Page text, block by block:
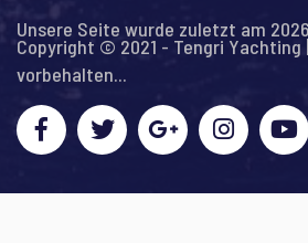
Unsere Seite wurde zuletzt am
Copyright © 2021 - Tengri Yachting
vorbehalten...